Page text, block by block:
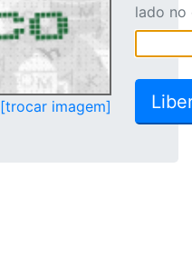
[trocar imagem]
lado no